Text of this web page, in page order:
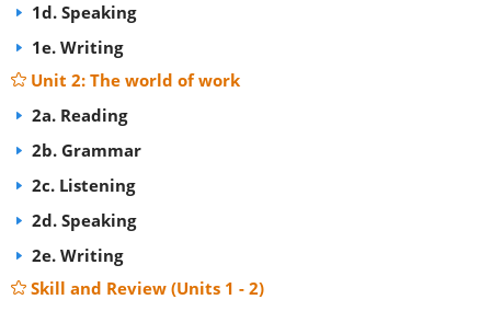
1d. Speaking
1e. Writing
Unit 2: The world of work
2a. Reading
2b. Grammar
2c. Listening
2d. Speaking
2e. Writing
Skill and Review (Units 1 - 2)